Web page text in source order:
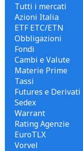
Tutti i mercati
Azioni Italia
ETF ETC/ETN
Obbligazioni
Fondi
Cambi e Valute
Materie Prime
Tassi
Futures e Derivati
Sedex
Warrant
Rating Agenzie
EuroTLX
Vorvel